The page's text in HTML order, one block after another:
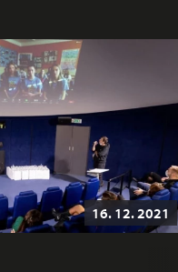
16. 12. 2021